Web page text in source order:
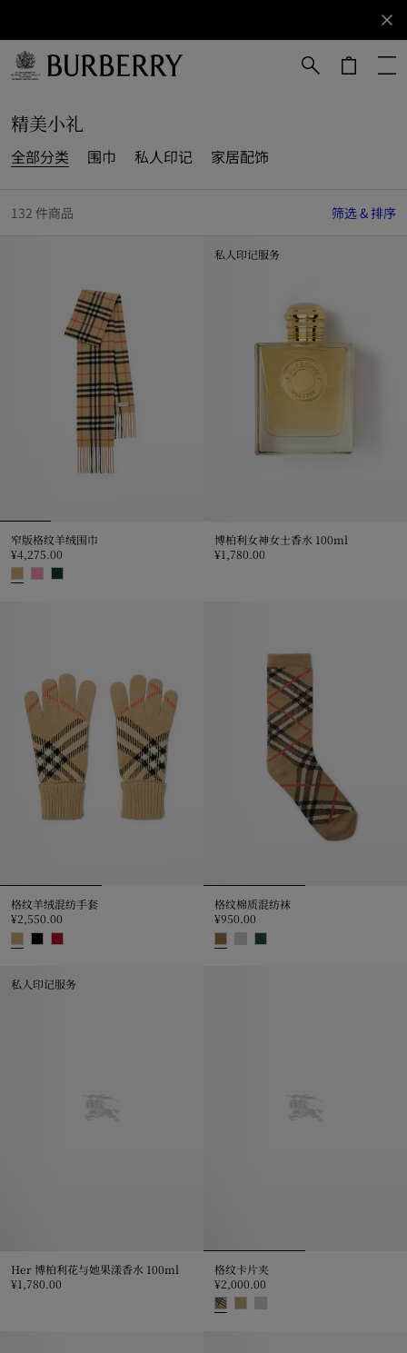
订阅获取
Burberry
品牌资
精美小礼
全部分类 围巾 私人印记 家居配饰
132 件商品 筛选 & 排序
窄版格纹羊绒围巾
¥4,275.00
私人印记服务
博柏利女神女士香水 100ml
¥1,780.00
格纹羊绒混纺手套
¥2,550.00
格纹棉质混纺袜
¥950.00
私人印记服务
Her 博柏利花与她果漾香水 100ml
¥1,780.00
Her 博柏利花与她果漾香水 100ml, ¥1,780.00
格纹卡片夹
¥2,000.00